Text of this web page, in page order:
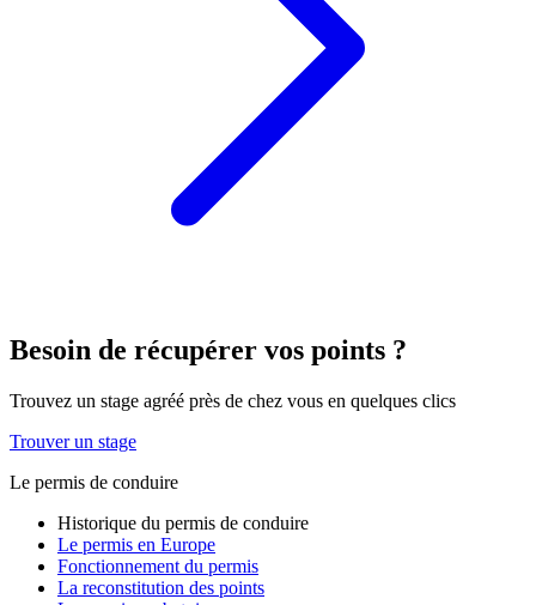
Besoin de récupérer vos points ?
Trouvez un stage agréé près de chez vous en quelques clics
Trouver un stage
Le permis de conduire
Historique du permis de conduire
Le permis en Europe
Fonctionnement du permis
La reconstitution des points